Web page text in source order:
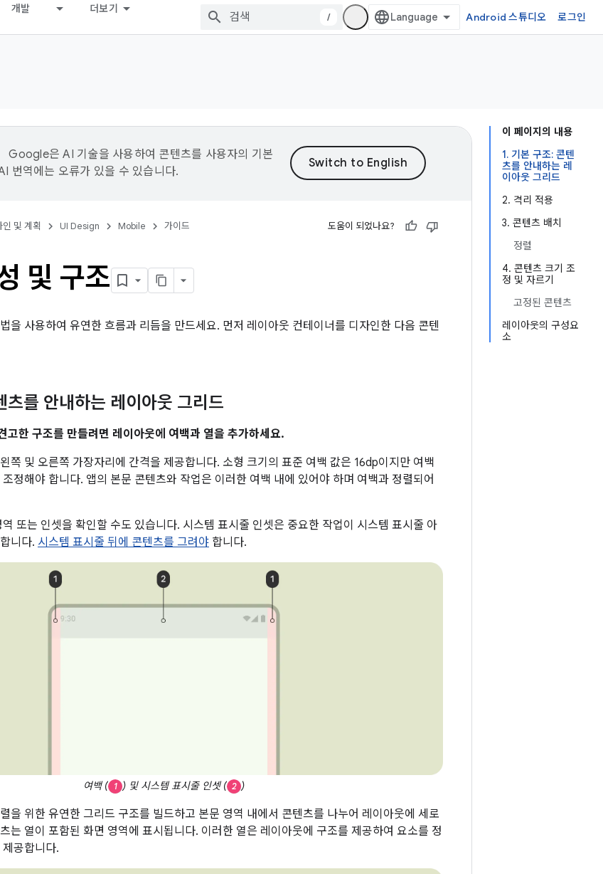
개발 더보기
/ Android 스튜디오 로그인
이 페이지의 내용
1. 기본 구조: 콘텐
츠를 안내하는 레
이아웃 그리드
2. 격리 적용
3. 콘텐츠 배치
정렬
4. 콘텐츠 크기 조
정 및 자르기
고정된 콘텐츠
레이아웃의 구성요
소
Google은 AI 기술을 사용하여 콘텐츠를 사용자의 기본
번역에는 오류가 있을 수 있습니다.
인 및 계획 UI Design Mobile 가이드 도움이 되었나요?
및 구조
을 사용하여 유연한 흐름과 리듬을 만드세요. 먼저 레이아웃 컨테이너를 디자인한 다음 콘텐
츠를 안내하는 레이아웃 그리드
고한 구조를 만들려면 레이아웃에 여백과 열을 추가하세요.
쪽 및 오른쪽 가장자리에 간격을 제공합니다. 소형 크기의 표준 여백 값은 16dp이지만 여백
정해야 합니다. 앱의 본문 콘텐츠와 작업은 이러한 여백 내에 있어야 하며 여백과 정렬되어
또는 인셋을 확인할 수도 있습니다. 시스템 표시줄 인셋은 중요한 작업이 시스템 표시줄 아
니다. 시스템 표시줄 뒤에 콘텐츠를 그려야 합니다.
여백 ( 1 ) 및 시스템 표시줄 인셋 ( 2 )
을 위한 유연한 그리드 구조를 빌드하고 본문 영역 내에서 콘텐츠를 나누어 레이아웃에 세로
는 열이 포함된 화면 영역에 표시됩니다. 이러한 열은 레이아웃에 구조를 제공하여 요소를 정
공합니다.